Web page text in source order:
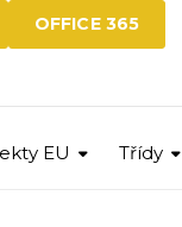
OFFICE 365
EU Třídy